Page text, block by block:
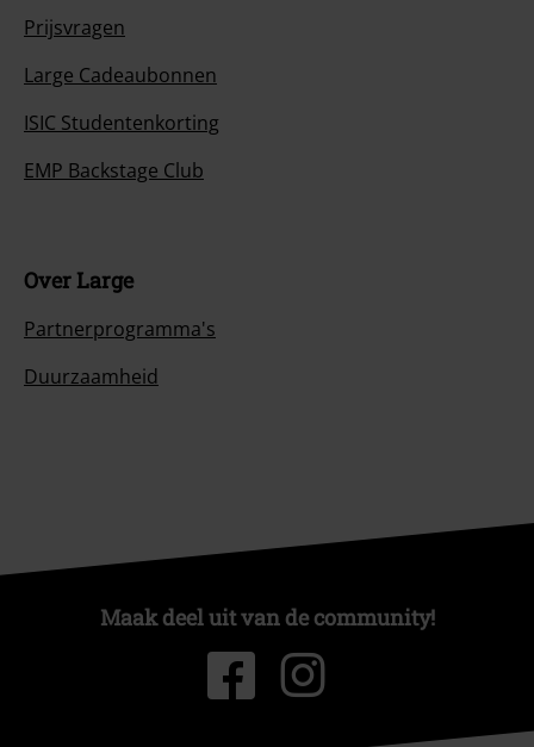
Prijsvragen
Large Cadeaubonnen
ISIC Studentenkorting
EMP Backstage Club
Over Large
Partnerprogramma's
Duurzaamheid
Maak deel uit van de community!